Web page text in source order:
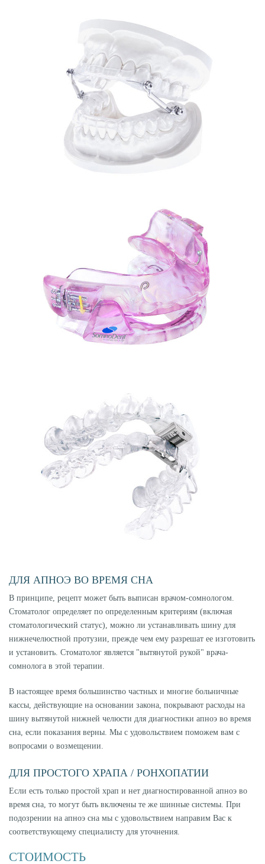
ДЛЯ АПНОЭ ВО ВРЕМЯ СНА
В принципе, рецепт может быть выписан врачом-сомнологом.
Стоматолог определяет по определенным критериям (включая
стоматологический статус), можно ли устанавливать шину для
нижнечелюстной протузии, прежде чем ему разрешат ее изготовить
и установить. Стоматолог является "вытянутой рукой" врача-
сомнолога в этой терапии.
В настоящее время большинство частных и многие больничные
кассы, действующие на основании закона, покрывают расходы на
шину вытянутой нижней челюсти для диагностики апноэ во время
сна, если показания верны. Мы с удовольствием поможем вам с
вопросами о возмещении.
ДЛЯ ПРОСТОГО ХРАПА / РОНХОПАТИИ
Если есть только простой храп и нет диагностированной апноэ во
время сна, то могут быть включены те же шинные системы. При
подозрении на апноэ сна мы с удовольствием направим Вас к
соответствующему специалисту для уточнения.
СТОИМОСТЬ